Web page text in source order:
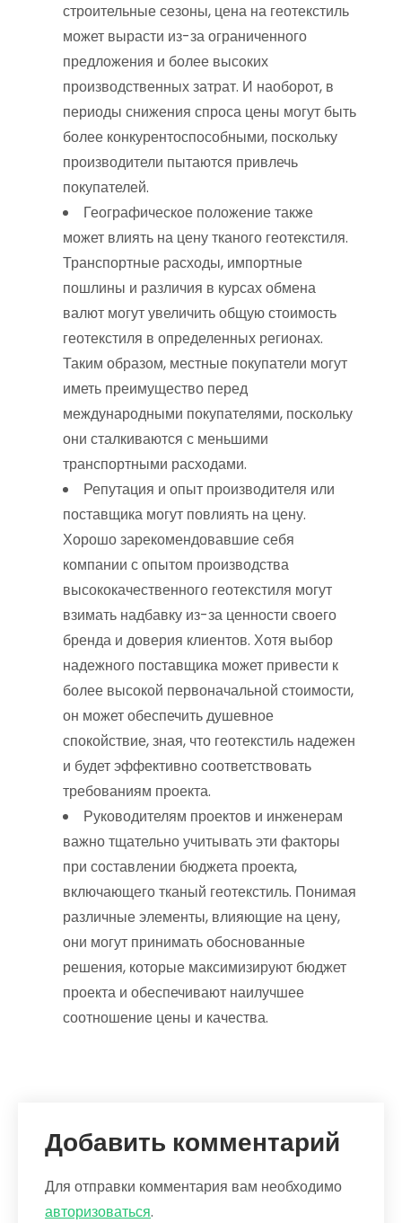
строительные сезоны, цена на геотекстиль
может вырасти из-за ограниченного
предложения и более высоких
производственных затрат. И наоборот, в
периоды снижения спроса цены могут быть
более конкурентоспособными, поскольку
производители пытаются привлечь
покупателей.
Географическое положение также
может влиять на цену тканого геотекстиля.
Транспортные расходы, импортные
пошлины и различия в курсах обмена
валют могут увеличить общую стоимость
геотекстиля в определенных регионах.
Таким образом, местные покупатели могут
иметь преимущество перед
международными покупателями, поскольку
они сталкиваются с меньшими
транспортными расходами.
Репутация и опыт производителя или
поставщика могут повлиять на цену.
Хорошо зарекомендовавшие себя
компании с опытом производства
высококачественного геотекстиля могут
взимать надбавку из-за ценности своего
бренда и доверия клиентов. Хотя выбор
надежного поставщика может привести к
более высокой первоначальной стоимости,
он может обеспечить душевное
спокойствие, зная, что геотекстиль надежен
и будет эффективно соответствовать
требованиям проекта.
Руководителям проектов и инженерам
важно тщательно учитывать эти факторы
при составлении бюджета проекта,
включающего тканый геотекстиль. Понимая
различные элементы, влияющие на цену,
они могут принимать обоснованные
решения, которые максимизируют бюджет
проекта и обеспечивают наилучшее
соотношение цены и качества.
Добавить комментарий
Для отправки комментария вам необходимо
авторизоваться.